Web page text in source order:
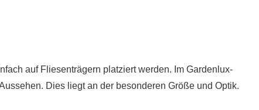
auf Fliesenträgern platziert werden. Im Gardenlux-
Dies liegt an der besonderen Größe und Optik.